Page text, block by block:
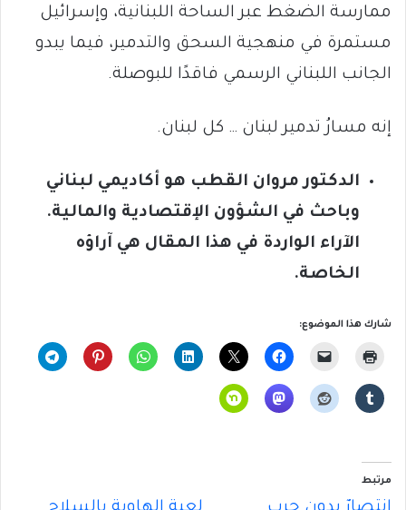
ممارسة الضغط عبر الساحة اللبنانية، وإسرائيل
مستمرة في منهجية السحق والتدمير، فيما يبدو
الجانب اللبناني الرسمي فاقدًا للبوصلة.
إنه مسارُ تدمير لبنان … كل لبنان.
الدكتور مروان القطب هو أكاديمي لبناني
وباحث في الشؤون الإقتصادية والمالية.
الآراء الواردة في هذا المقال هي آراؤه
الخاصة.
شارك هذا الموضوع:
مرتبط